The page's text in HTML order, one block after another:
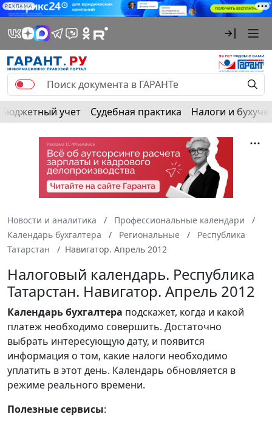
РЕКЛАМА
Бюджетный учет Судебная практика Налоги и
Новости и аналитика
Профессиональные календари
Календарь бухгалтера
Региональные
Республика
Татарстан
Навигатор. Апрель 2012
Налоговый календарь. Республика
Татарстан. Навигатор. Апрель 2012
Календарьбухгалтера подскажет, когда и какой
платеж необходимо совершить. Достаточно
выбрать интересующую дату, и появится
информация о том, какие налоги необходимо
уплатить в этот день. Календарь обновляется в
режиме реального времени.
Полезные сервисы: